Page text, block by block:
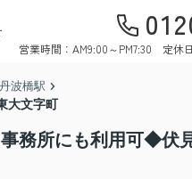
営業時間：AM9:00～PM7:30 定休
丹波橋駅
大文字町
務所にも利用可◆伏